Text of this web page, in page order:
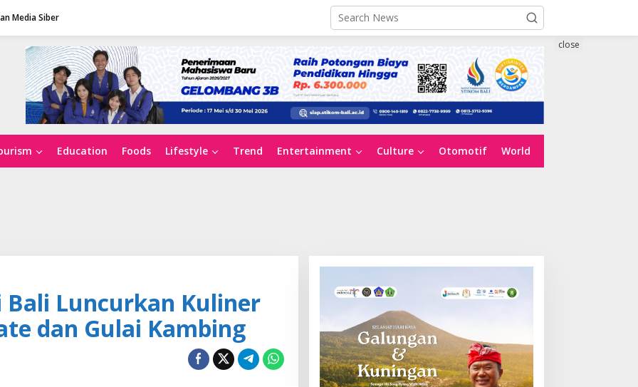
Media Siber
Education Foods Lifestyle Trend Entertainment Culture Otomotif World
close
Bali Luncurkan Kuliner
dan Gulai Kambing